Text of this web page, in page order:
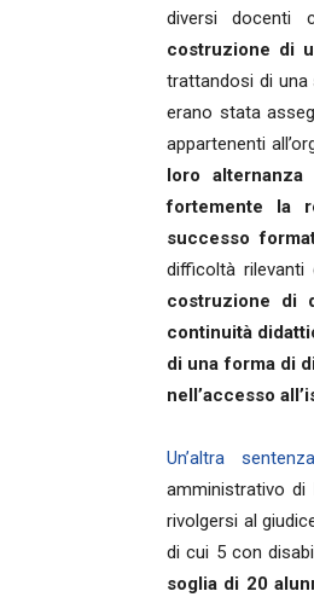
diversi docenti
costruzione di
trattandosi di una
erano stata
appartenenti
loro
fortemente la
successo
difficoltà rilevanti
costruzione di
continuità
di una forma di
nell’accesso
Un’altra
amministrativo
rivolgersi al
di cui 5 con
soglia di 20